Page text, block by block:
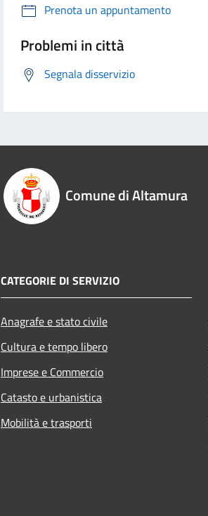
Prenota un appuntamento
Problemi in città
Segnala disservizio
Comune di Altamura
CATEGORIE DI SERVIZIO
Anagrafe e stato civile
Cultura e tempo libero
Imprese e Commercio
Catasto e urbanistica
Mobilità e trasporti